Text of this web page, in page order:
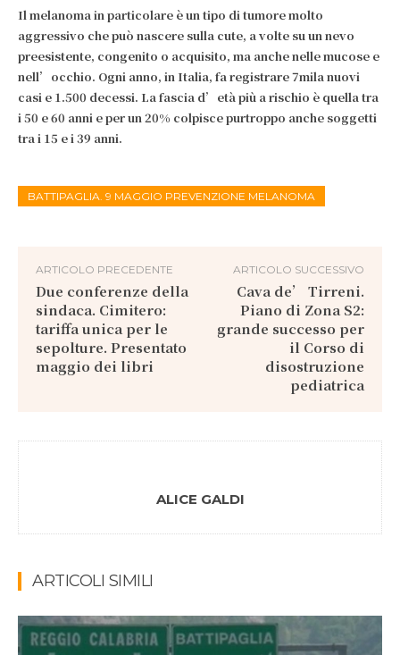
Il melanoma in particolare è un tipo di tumore molto
aggressivo che può nascere sulla cute, a volte su un nevo
preesistente, congenito o acquisito, ma anche nelle mucose e
nell’occhio. Ogni anno, in Italia, fa registrare 7mila nuovi
casi e 1.500 decessi. La fascia d’età più a rischio è quella tra
i 50 e 60 anni e per un 20% colpisce purtroppo anche soggetti
tra i 15 e i 39 anni.
BATTIPAGLIA. 9 MAGGIO PREVENZIONE MELANOMA
ARTICOLO PRECEDENTE
Due conferenze della
sindaca. Cimitero:
tariffa unica per le
sepolture. Presentato
maggio dei libri
ARTICOLO SUCCESSIVO
Cava de’ Tirreni.
Piano di Zona S2:
grande successo per
il Corso di
disostruzione
pediatrica
ALICE GALDI
ARTICOLI SIMILI